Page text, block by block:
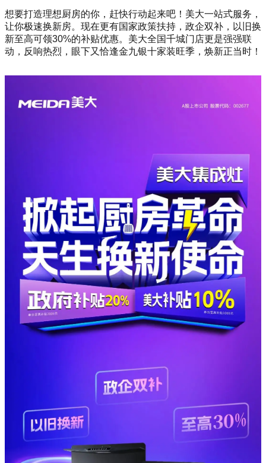
想要打造理想厨房的你，赶快行动起来吧！美大一站式服务，
让你极速换新房。现在更有国家政策扶持，政企双补，以旧换
新至高可领30%的补贴优惠。美大全国千城门店更是强强联
动，反响热烈，眼下又恰逢金九银十家装旺季，焕新正当时！